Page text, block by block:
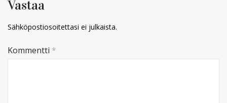
Vastaa
Sähköpostiosoitettasi ei julkaista.
Kommentti *